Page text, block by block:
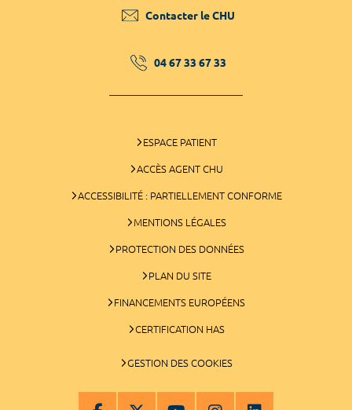
Contacter le CHU
04 67 33 67 33
ESPACE PATIENT
ACCÈS AGENT CHU
ACCESSIBILITÉ : PARTIELLEMENT CONFORME
MENTIONS LÉGALES
PROTECTION DES DONNÉES
PLAN DU SITE
FINANCEMENTS EUROPÉENS
CERTIFICATION HAS
GESTION DES COOKIES